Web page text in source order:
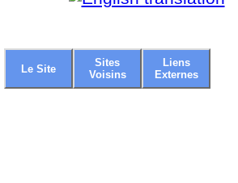
Le Site
Sites
Voisins
Liens
Externes